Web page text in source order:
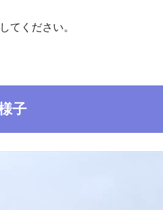
てください。
子